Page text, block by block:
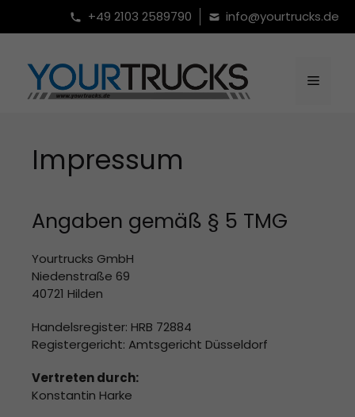
+49 2103 2589790 info@yourtrucks.de
Menu
Impressum
Angaben gemäß § 5 TMG
Yourtrucks GmbH
Niedenstraße 69
40721 Hilden
Handelsregister: HRB 72884
Registergericht: Amtsgericht Düsseldorf
Vertreten durch:
Konstantin Harke